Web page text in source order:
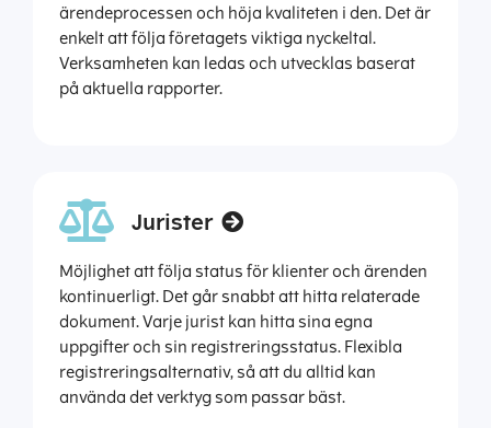
ärendeprocessen och höja kvaliteten i den. Det är
enkelt att följa företagets viktiga nyckeltal.
Verksamheten kan ledas och utvecklas baserat
på aktuella rapporter.
Jurister
Möjlighet att följa status för klienter och ärenden
kontinuerligt. Det går snabbt att hitta relaterade
dokument. Varje jurist kan hitta sina egna
uppgifter och sin registreringsstatus. Flexibla
registreringsalternativ, så att du alltid kan
använda det verktyg som passar bäst.